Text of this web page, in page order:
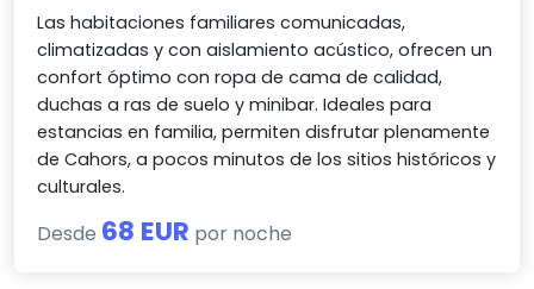
Las habitaciones familiares comunicadas,
climatizadas y con aislamiento acústico, ofrecen un
confort óptimo con ropa de cama de calidad,
duchas a ras de suelo y minibar. Ideales para
estancias en familia, permiten disfrutar plenamente
de Cahors, a pocos minutos de los sitios históricos y
culturales.
Desde 68 EUR por noche